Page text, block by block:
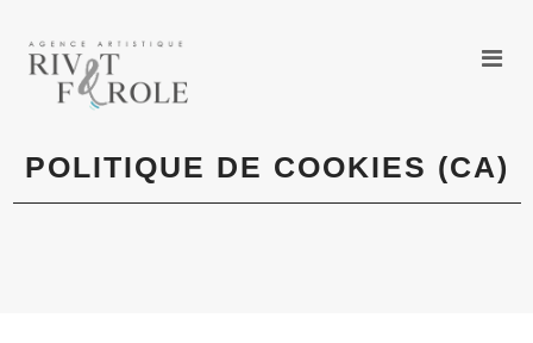
POLITIQUE DE COOKIES (CA)